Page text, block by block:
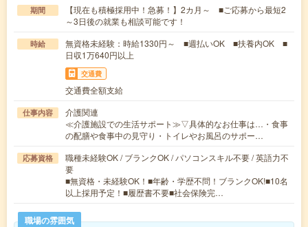
期間
【現在も積極採用中！急募！】2カ月～ ■ご応募から最短2
～3日後の就業も相談可能です！
時給
無資格未経験：時給1330円～ ■週払いOK ■扶養内OK ■
日収1万640円以上
交通費
交通費全額支給
仕事内容
介護関連
≪介護施設での生活サポート≫▽具体的なお仕事は…・食事
の配膳や食事中の見守り・トイレやお風呂のサポー…
応募資格
職種未経験OK / ブランクOK / パソコンスキル不要 / 英語力不
要
■無資格・未経験OK！■年齢・学歴不問！ブランクOK!■10名
以上採用予定！■履歴書不要■社会保険完…
職場の雰囲気